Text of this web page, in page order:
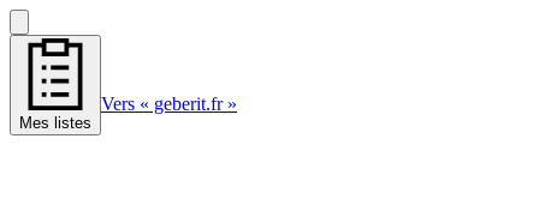
Mes listes
Vers « geberit.fr »